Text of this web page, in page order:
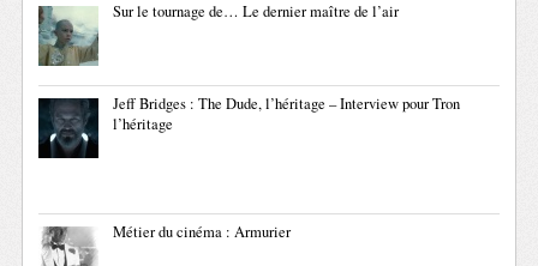
Sur le tournage de… Le dernier maître de l’air
Jeff Bridges : The Dude, l’héritage – Interview pour Tron
l’héritage
Métier du cinéma : Armurier